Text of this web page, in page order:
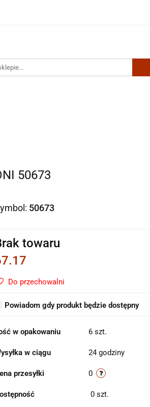
50673
50673
towaru
Do przechowalni
Powiadom gdy produkt będzie dostępny
w opakowaniu 6 szt.
w ciągu 24 godziny
przesyłki 0
0 szt.